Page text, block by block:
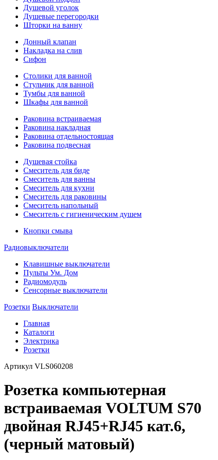
Душевой уголок
Душевые перегородки
Шторки на ванну
Донный клапан
Накладка на слив
Сифон
Столики для ванной
Стульчик для ванной
Тумбы для ванной
Шкафы для ванной
Раковина встраиваемая
Раковина накладная
Раковина отдельностоящая
Раковина подвесная
Душевая стойка
Смеситель для биде
Смеситель для ванны
Смеситель для кухни
Смеситель для раковины
Смеситель напольный
Смеситель с гигиеническим душем
Кнопки смыва
Радиовыключатели
Клавишные выключатели
Пульты Ум. Дом
Радиомодуль
Сенсорные выключатели
Розетки Выключатели
Главная
Каталоги
Электрика
Розетки
Артикул VLS060208
Розетка компьютерная
встраиваемая VOLTUM S70
двойная RJ45+RJ45 кат.6,
(черный матовый)